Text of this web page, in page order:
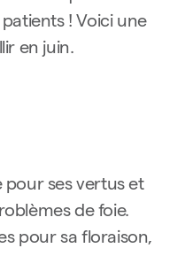
! Voici une
en juin.
pour ses vertus et
de foie.
pour sa floraison,